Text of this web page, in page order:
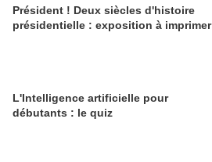
Président ! Deux siècles d'histoire
présidentielle : exposition à imprimer
L'Intelligence artificielle pour
débutants : le quiz